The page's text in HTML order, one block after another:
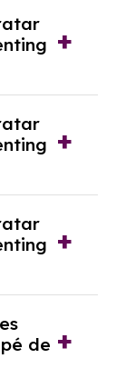
por
revisar
con un
solvencia
empresa
y, en
un pago
de